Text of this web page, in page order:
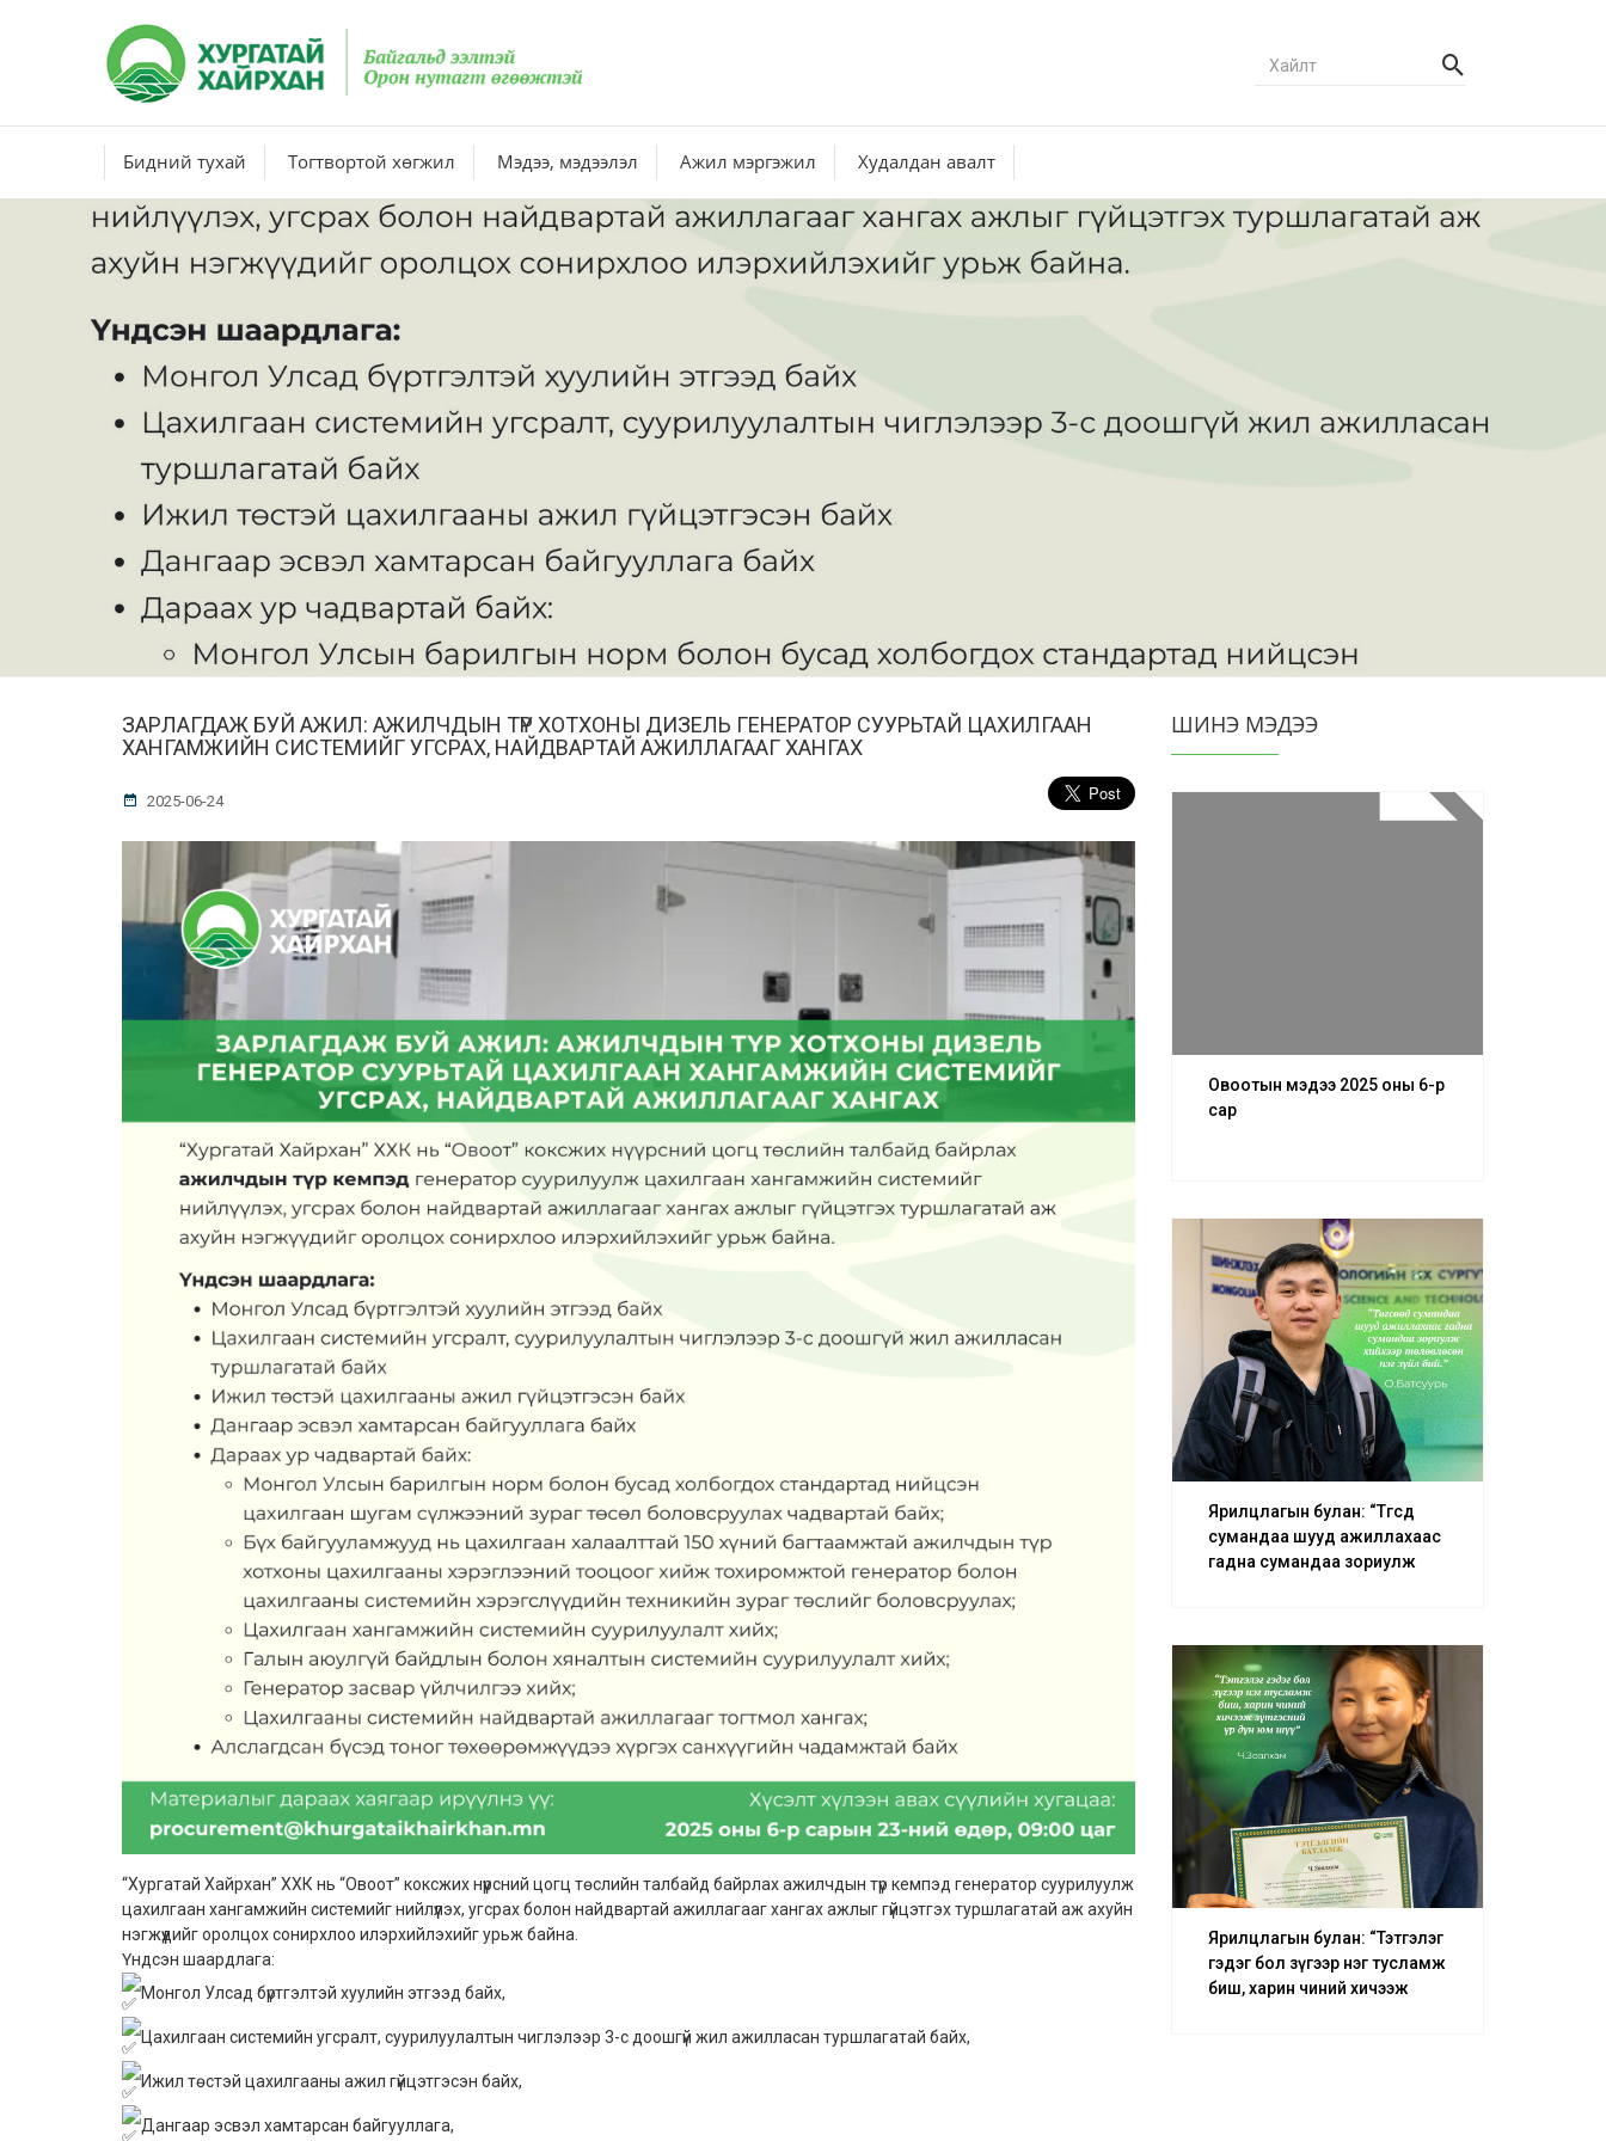
Бидний тухай Тогтвортой хөгжил Мэдээ, мэдээлэл Ажил мэргэжил Худалдан авалт
ЗАРЛАГДАЖ БУЙ АЖИЛ: АЖИЛЧДЫН ТҮР ХОТХОНЫ ДИЗЕЛЬ ГЕНЕРАТОР СУУРЬТАЙ ЦАХИЛГААН
ХАНГАМЖИЙН СИСТЕМИЙГ УГСРАХ, НАЙДВАРТАЙ АЖИЛЛАГААГ ХАНГАХ
2025-06-24
“Хургатай Хайрхан” ХХК нь “Овоот” коксжих нүүрсний цогц төслийн талбайд байрлах ажилчдын түр кемпэд генератор суурилуулж
цахилгаан хангамжийн системийг нийлүүлэх, угсрах болон найдвартай ажиллагааг хангах ажлыг гүйцэтгэх туршлагатай аж ахуйн
нэгжүүдийг оролцох сонирхлоо илэрхийлэхийг урьж байна.
Үндсэн шаардлага:
Монгол Улсад бүртгэлтэй хуулийн этгээд байх,
Цахилгаан системийн угсралт, суурилуулалтын чиглэлээр 3-с доошгүй жил ажилласан туршлагатай байх,
Ижил төстэй цахилгааны ажил гүйцэтгэсэн байх,
Дангаар эсвэл хамтарсан байгууллага,
ШИНЭ МЭДЭЭ
Овоотын мэдээ 2025 оны 6-р
сар
Ярилцлагын булан: “Төгсөөд
сумандаа шууд ажиллахаас
гадна сумандаа зориулж
Ярилцлагын булан: “Тэтгэлэг
гэдэг бол зүгээр нэг тусламж
биш, харин чиний хичээж